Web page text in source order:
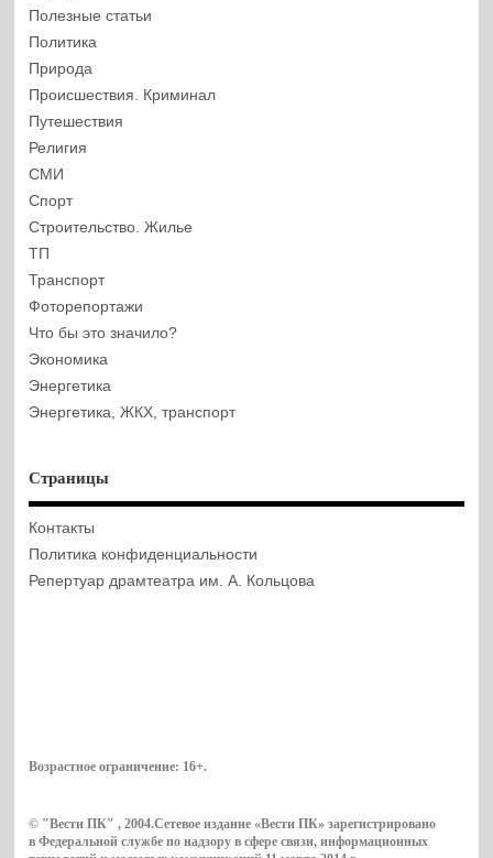
Полезные статьи
Политика
Природа
Происшествия. Криминал
Путешествия
Религия
СМИ
Спорт
Строительство. Жилье
ТП
Транспорт
Фоторепортажи
Что бы это значило?
Экономика
Энергетика
Энергетика, ЖКХ, транспорт
Страницы
Контакты
Политика конфиденциальности
Репертуар драмтеатра им. А. Кольцова
Возрастное ограничение: 16+.
© "Вести ПК" , 2004.Сетевое издание «Вести ПК» зарегистрировано
в Федеральной службе по надзору в сфере связи, информационных